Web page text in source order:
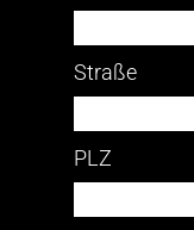
Straße
PLZ